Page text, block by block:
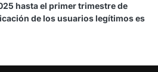
hasta el primer trimestre de
de los usuarios legítimos es